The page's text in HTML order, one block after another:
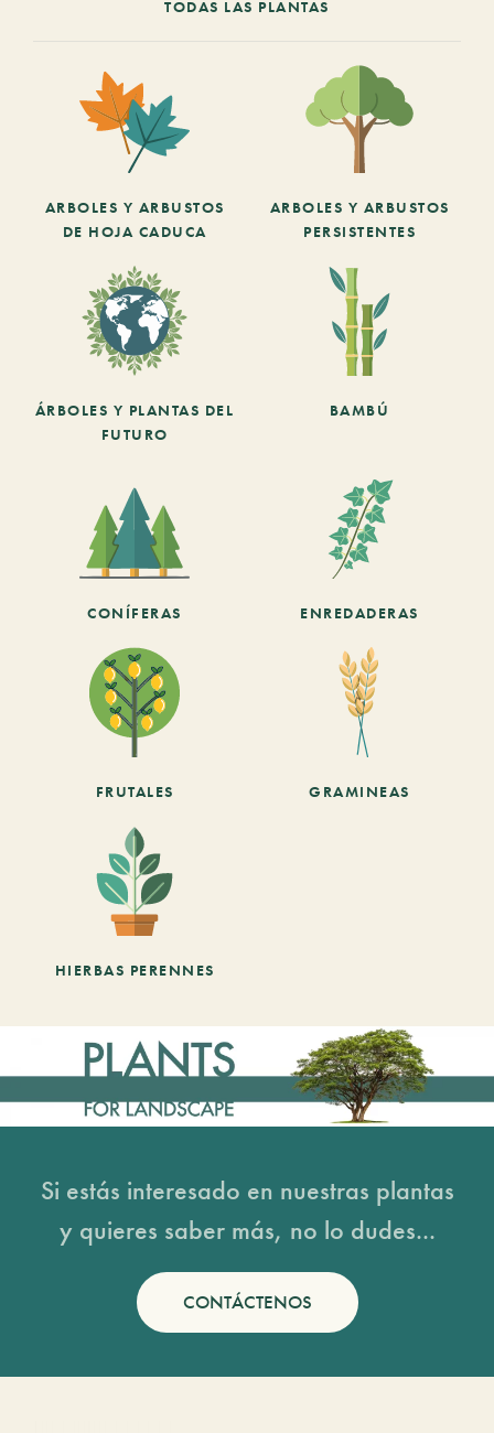
TODAS LAS PLANTAS
ARBOLES Y ARBUSTOS
DE HOJA CADUCA
ARBOLES Y ARBUSTOS
PERSISTENTES
ÁRBOLES Y PLANTAS DEL
FUTURO
BAMBÚ
CONÍFERAS ENREDADERAS
FRUTALES GRAMINEAS
HIERBAS PERENNES
Si estás interesado en nuestras plantas
y quieres saber más, no lo dudes...
CONTÁCTENOS